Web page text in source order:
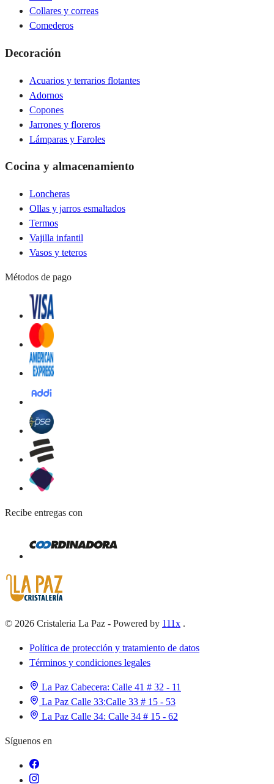
Collares y correas
Comederos
Decoración
Acuarios y terrarios flotantes
Adornos
Copones
Jarrones y floreros
Lámparas y Faroles
Cocina y almacenamiento
Loncheras
Ollas y jarros esmaltados
Termos
Vajilla infantil
Vasos y teteros
Métodos de pago
Recibe entregas con
© 2026 Cristaleria La Paz - Powered by 111x .
Política de protección y tratamiento de datos
Términos y condiciones legales
La Paz Cabecera: Calle 41 # 32 - 11
La Paz Calle 33:Calle 33 # 15 - 53
La Paz Calle 34: Calle 34 # 15 - 62
Síguenos en